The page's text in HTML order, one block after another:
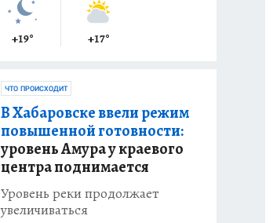
+19° +17°
ЧТО ПРОИСХОДИТ
В Хабаровске ввели режим
повышенной готовности:
уровень Амура у краевого
центра поднимается
Уровень реки продолжает
увеличиваться